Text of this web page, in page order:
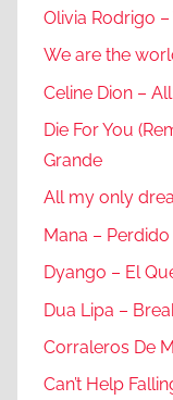
Olivia Rodrigo
We are the
Celine Dion –
Die For You
Grande
All my only
Mana –
Dyango – El
Dua Lipa –
Corraleros De
Can’t Help